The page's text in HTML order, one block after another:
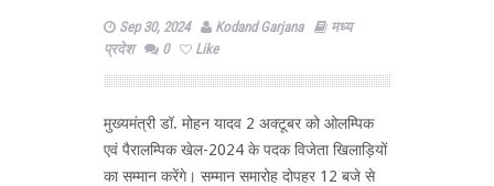
Sep 30, 2024 Kodand Garjana
मध्य
प्रदेश
0 Like
मुख्यमंत्री डॉ. मोहन यादव 2 अक्टूबर को ओलम्पिक
एवं पैरालम्पिक खेल-2024 के पदक विजेता खिलाड़ियों
का सम्मान करेंगे। सम्मान समारोह दोपहर 12 बजे से